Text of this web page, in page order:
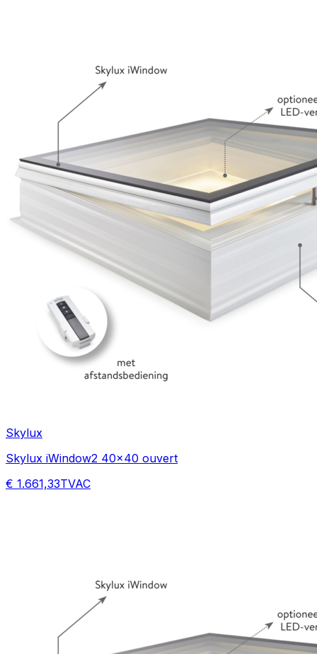
Skylux
Skylux iWindow2 40x40 ouvert
€ 1.661,33TVAC